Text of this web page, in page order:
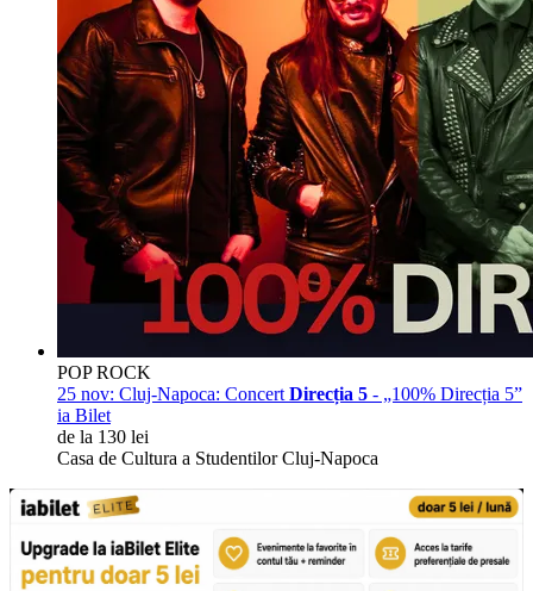
POP ROCK
25 nov: Cluj-Napoca: Concert Direcția 5 - „100% Direcția 5”
ia Bilet
de la 130 lei
Casa de Cultura a Studentilor Cluj-Napoca